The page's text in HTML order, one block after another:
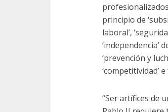
principio de
laboral’,
‘independencia’
‘prevención y
‘competitividad’
“Ser artífices de